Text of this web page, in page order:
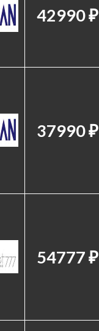
42990 ₽
37990 ₽
54777 ₽